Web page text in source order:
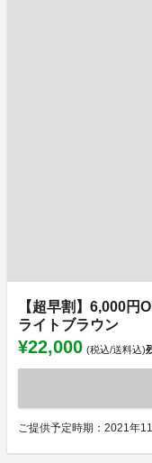
【超早割】6,000
ライトブラウン
¥22,000 (税込/送料込)
ご提供予定時期：2021年